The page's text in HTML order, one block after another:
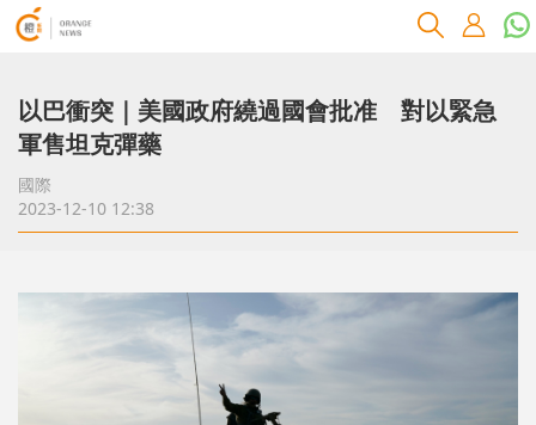
以巴衝突｜美國政府繞過國會批准 對以緊急
軍售坦克彈藥
國際
2023-12-10 12:38